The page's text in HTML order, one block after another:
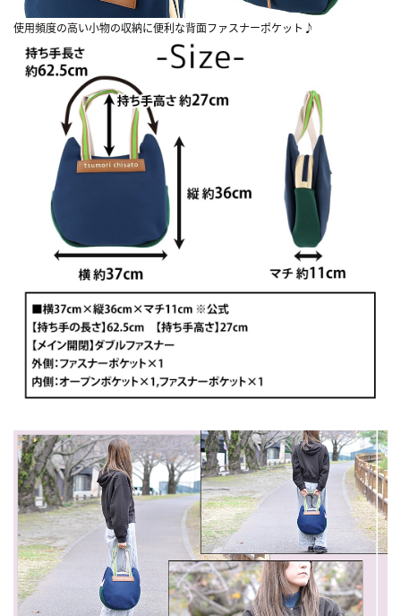
使用頻度の高い小物の収納に便利な背面ファスナーポケット♪